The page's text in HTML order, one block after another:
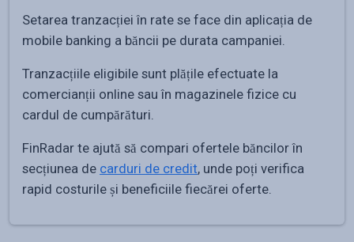
Setarea tranzacției în rate se face din aplicația de
mobile banking a băncii pe durata campaniei.
Tranzacțiile eligibile sunt plățile efectuate la
comercianții online sau în magazinele fizice cu
cardul de cumpărături.
FinRadar te ajută să compari ofertele băncilor în
secțiunea de carduri de credit, unde poți verifica
rapid costurile și beneficiile fiecărei oferte.